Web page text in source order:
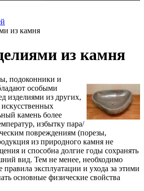
из камня
из камня
подоконники и
особыми
изделиями из других,
камень более
избытку пара/
повреждениям (порезы,
из природного камня не
и способна долгие годы сохранять
вид. Тем не менее, необходимо
эксплуатации и ухода за этими
основные физические свойства